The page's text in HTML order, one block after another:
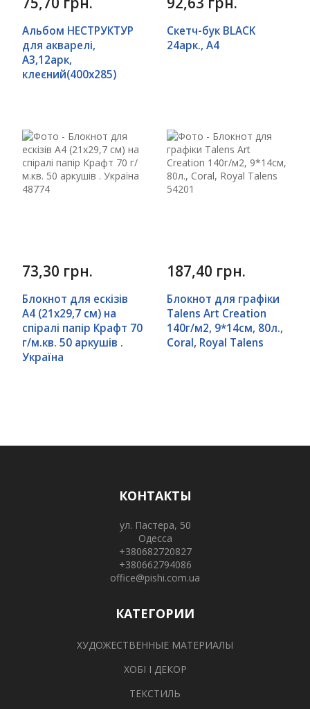
Альбом НЕСТРУКТУР
для акварелі,
А3,12арк,
клеєний(400х285)
Скетч-бук BLACK
24арк., А4
73,30 грн.
Блокнот для ескізів
А4 (21х29,7 см) на
спіралі папір Крафт 70
г/м.кв. 50 аркушів .
Україна
187,40 грн.
Блокнот для графіки
Talens Art Creation
140г/м2, 9*14см, 80л.,
Coral, Royal Talens
КОНТАКТЫ
ул. Пастера, 50
Одесса
+380682720827
+380662794086
office@pishi.com.ua
КАТЕГОРИИ
ХУДОЖЕСТВЕННЫЕ МАТЕРИАЛЫ
ХОБІ І ДЕКОР
ТЕКСТИЛЬ